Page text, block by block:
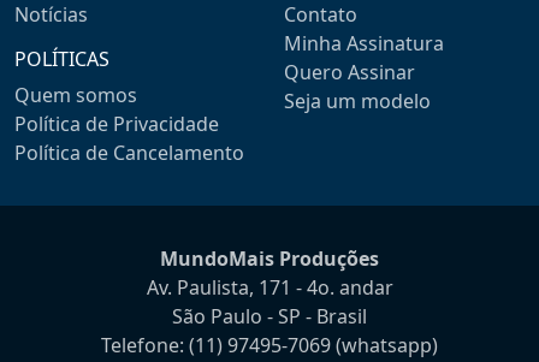
Notícias
POLÍTICAS
Quem somos
Política de Privacidade
Política de Cancelamento
Contato
Minha Assinatura
Quero Assinar
Seja um modelo
MundoMais Produções
Av. Paulista, 171 - 4o. andar
São Paulo - SP - Brasil
Telefone: (11) 97495-7069(whatsapp)